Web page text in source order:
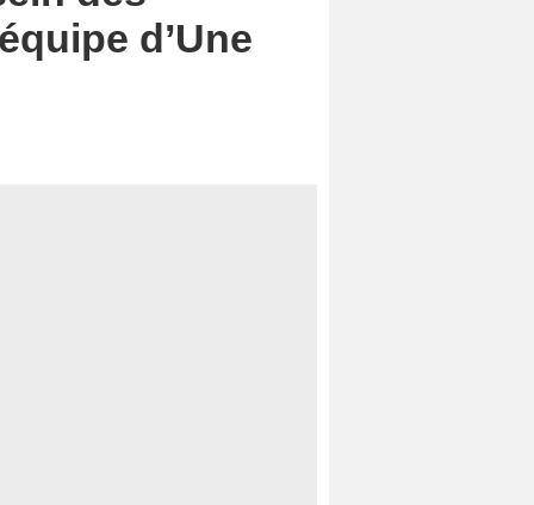
d’Une